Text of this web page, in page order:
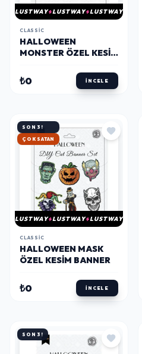
LUSTWAY LUSTWAY LUSTWAY
CLASSIC
HALLOWEEN
MONSTER ÖZEL KESIM
₺0 İNCELE
SON 3!
ÇOK SATAN
LUSTWAY LUSTWAY LUSTWAY
CLASSIC
HALLOWEEN MASK
ÖZEL KESIM BANNER
₺0 İNCELE
SON 3!